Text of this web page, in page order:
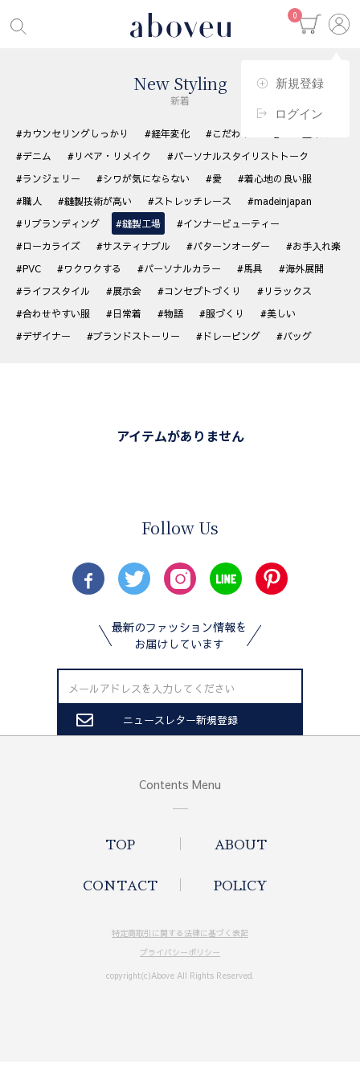
0
新規登録
ログイン
New Styling
新着
#カウンセリングしっかり #経年変化 #こだわりの生地
#デニム
#リペア・リメイク
#パーソナルスタイリストトーク
#ランジェリー
#シワが気にならない #愛
#着心地の良い服
#職人
#縫製技術が高い #ストレッチレース
#madeinjapan
#リブランディング
#縫製工場
#インナービューティー
#ローカライズ
#サスティナブル #パターンオーダー
#お手入れ楽
#PVC
#ワクワクする #パーソナルカラー #馬具
#海外展開
#ライフスタイル
#展示会 #コンセプトづくり
#リラックス
#合わせやすい服
#日常着 #物語 #服づくり
#美しい
#デザイナー
#ブランドストーリー #ドレーピング #バッグ
アイテムがありません
Follow Us
最新のファッション情報を
お届けしています
Contents Menu
TOP ABOUT
CONTACT POLICY
特定商取引に関する法律に基づく表記
プライバシーポリシー
copyright(c)Above All Rights Reserved.